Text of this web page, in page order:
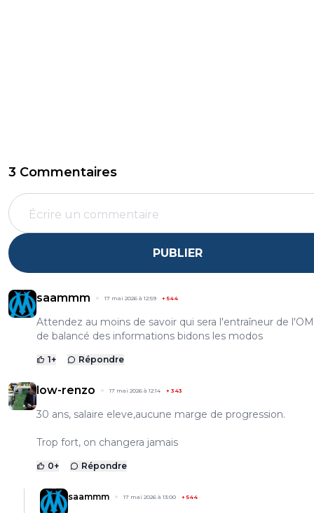
3 Commentaires
PUBLIER
saammm 17 mai 2026 à 12:59 +544
Attendez au moins de savoir qui sera l'entraîneur de
de balancé des informations bidons les modos
1+ Répondre
low-renzo 17 mai 2026 à 12:14 + 343
30 ans, salaire eleve,aucune marge de progression.
Trop fort, on changera jamais
0+ Répondre
saammm 17 mai 2026 à 13:00 +544